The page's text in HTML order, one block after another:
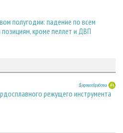
полугодии: падение по всем
кроме пеллет и ДВП
Деревообработка
режущего инструмента